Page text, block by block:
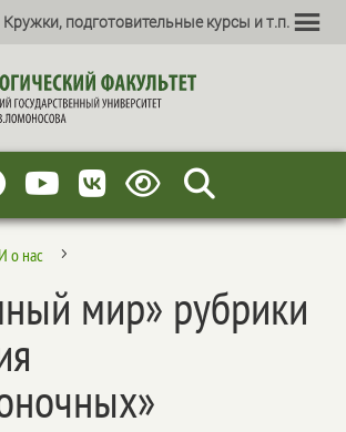
Кружки, подготовительные курсы и т.п.
о нас 5
мир» рубрики